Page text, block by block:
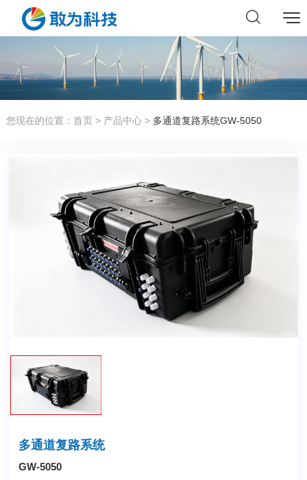
您现在的位置： 首页> 产品中心> 多通道复路系统GW-5050
多通道复路系统
GW-5050